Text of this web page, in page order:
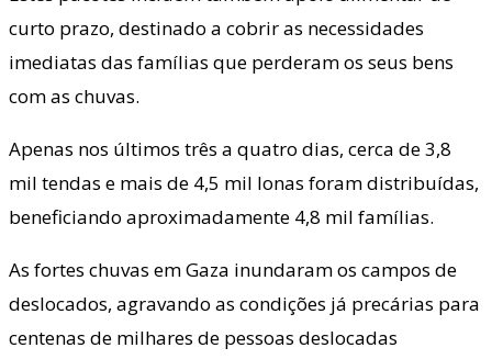
curto prazo, destinado a cobrir as necessidades
imediatas das famílias que perderam os seus bens
com as chuvas.
Apenas nos últimos três a quatro dias, cerca de 3,8
mil tendas e mais de 4,5 mil lonas foram distribuídas,
beneficiando aproximadamente 4,8 mil famílias.
As fortes chuvas em Gaza inundaram os campos de
deslocados, agravando as condições já precárias para
centenas de milhares de pessoas deslocadas